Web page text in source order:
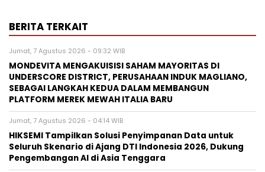
BERITA TERKAIT
Jumat, 7 Agustus 2026 - 09:32 WIB
MONDEVITA MENGAKUISISI SAHAM MAYORITAS DI
UNDERSCORE DISTRICT, PERUSAHAAN INDUK MAGLIANO,
SEBAGAI LANGKAH KEDUA DALAM MEMBANGUN
PLATFORM MEREK MEWAH ITALIA BARU
Jumat, 7 Agustus 2026 - 04:14 WIB
HIKSEMI Tampilkan Solusi Penyimpanan Data untuk
Seluruh Skenario di Ajang DTI Indonesia 2026, Dukung
Pengembangan AI di Asia Tenggara